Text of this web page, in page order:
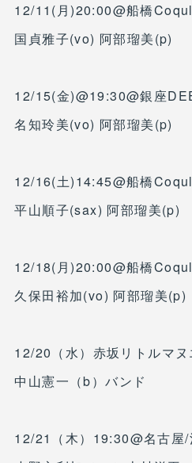
12/11(月)20:00@船橋
国貞雅子(vo) 阿部瑠美(p)
12/15(金)@19:30@銀座
名知玲美(vo) 阿部瑠美(p)
12/16(土)14:45@船橋
平山順子(sax) 阿部瑠美(p)
12/18(月)20:00@船橋
久保田裕加(vo) 阿部瑠美(p)
12/20（水）赤坂リトルマヌ
中山憲一（b）バンド
12/21（木）19:30@名古屋/